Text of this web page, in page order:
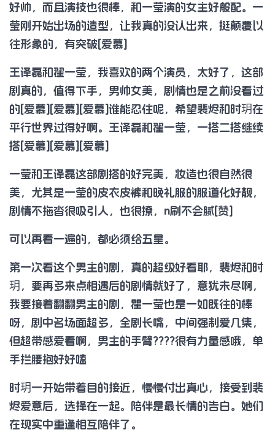
好帅，而且演技也很棒，和一莹演的女主好般配。一
莹刚开始出场的造型，让我真的没认出来，挺颠覆以
往形象的，有突破[爱慕]
王译磊和翟一莹，我喜欢的两个演员，太好了，这部
剧真的，值得下手，男帅女美，剧情也是之前没看过
的[爱慕][爱慕][爱慕]谁能忍住呢，希望裴烬和时玥在
平行世界过得好啊。王译磊和翟一莹，一搭二搭继续
搭[爱慕][爱慕][爱慕]
一莹和王译磊这部剧搭的好完美，妆造也很自然很
美，尤其是一莹的皮衣皮裤和晚礼服的服道化好靓，
剧情不拖沓很吸引人，也很撩，n刷不会腻[赞]
可以再看一遍的，都必须给五星。
第一次看这个男主的剧，真的超级好看耶，裴烬和时
玥，要再多来点相遇后的剧情就好了，意犹未尽啊，
我要接着翻翻男主的剧，瞿一莹也是一如既往的棒
呀，剧中名场面超多，全剧长嘴，中间强制爱几集，
但超带感爱看啊，男主的手臂????很有力量感哦，单
手拦腰抱好好嗑
时玥一开始带着目的接近，慢慢付出真心，接受到裴
烬爱意后，选择在一起。陪伴是最长情的告白。她们
在现实中重逢相互陪伴了。